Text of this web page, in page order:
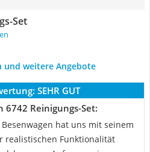
Set
und weitere Angebote
SEHR GUT
6742 Reinigungs-Set:
hat uns mit seinem
realistischen Funktionalität